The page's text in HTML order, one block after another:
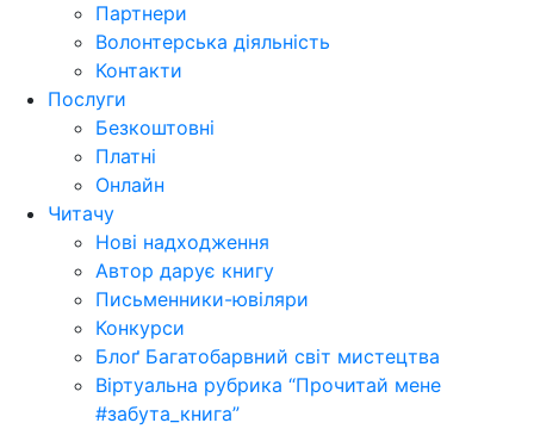
Партнери
Волонтерська діяльність
Контакти
Послуги
Безкоштовні
Платні
Онлайн
Читачу
Нові надходження
Автор дарує книгу
Письменники-ювіляри
Конкурси
Блоґ Багатобарвний світ мистецтва
Віртуальна рубрика “Прочитай мене
#забута_книга”